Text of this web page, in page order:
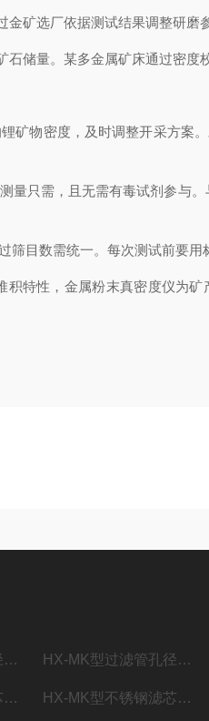
选厂依据测试结果调整研磨
量。某多金属矿床通过密度
物密度，及时调整开采方案
只需，且无需有毒试剂参与
数需统一。每次测试前要用
性，金属粉末真密度仪为矿
HX-MK型过滤管孔径测试仪 HX-MK型过滤管孔径检测仪
HX-MK型不锈钢滤芯孔径测定仪 HX-MK型不锈钢滤芯孔径测量仪